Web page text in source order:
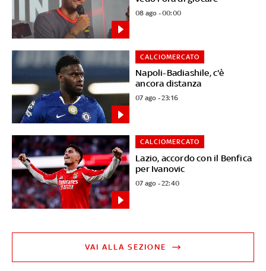
08 ago - 00:00
Napoli-Badiashile, c'è
ancora distanza
CALCIOMERCATO
07 ago - 23:16
Lazio, accordo con il Benfica
per Ivanovic
CALCIOMERCATO
07 ago - 22:40
VAI ALLA SEZIONE